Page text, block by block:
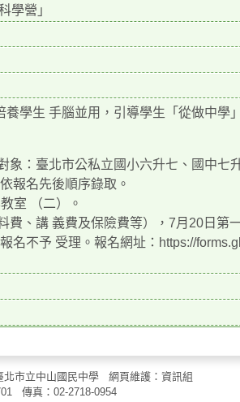
學營」
學生 手腦並用，引導學生「從做中學
象：臺北市公私立國小六升七、國中七
報名先後順序錄取。
室 （二）。
、講 義費及保險費等），7月20日第
名不予 受理。報名網址：https://
市立中山國民中學 網頁維護：資訊組
傳真： 02-2718-0954